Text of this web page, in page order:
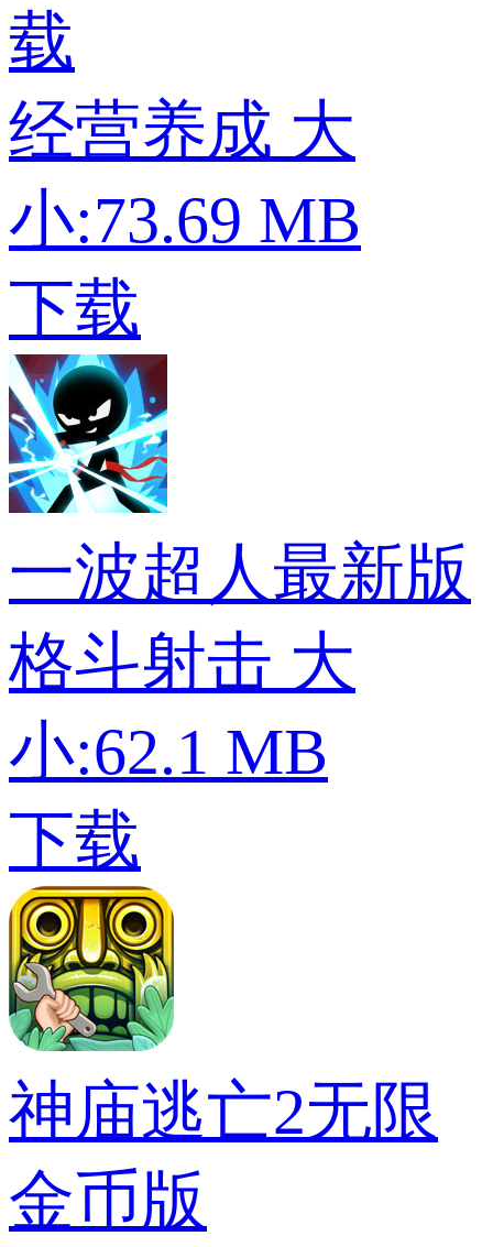
载
经营养成 大
小:73.69 MB
下载
一波超人最新版
格斗射击 大
小:62.1 MB
下载
神庙逃亡2无限
金币版